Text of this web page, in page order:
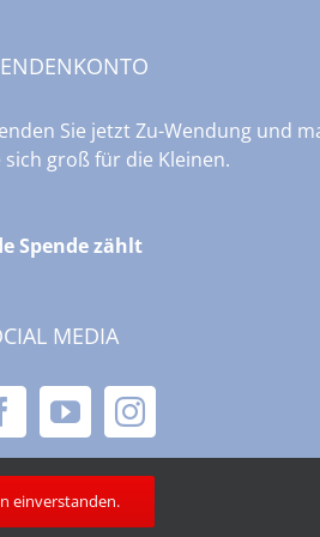
Sie jetzt Zu-Wendung und
sich groß für die Kleinen.
Spende zählt
MEDIA
einverstanden.